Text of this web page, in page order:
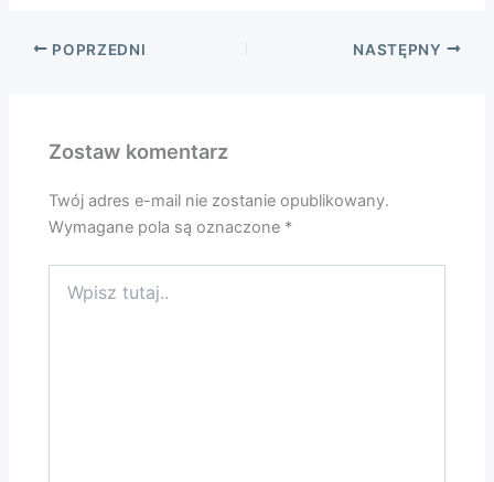
POPRZEDNI NASTĘPNY
Zostaw komentarz
Twój adres e-mail nie zostanie opublikowany.
Wymagane pola są oznaczone *
tutaj..